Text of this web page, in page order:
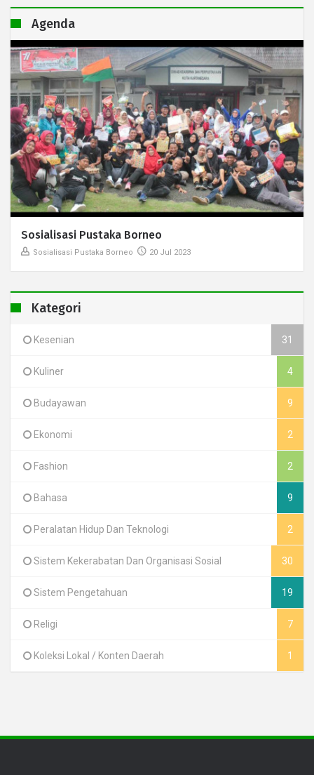
Agenda
Sosialisasi Pustaka Borneo
Sosialisasi Pustaka Borneo 20 Jul 2023
Kategori
Kesenian 31
Kuliner 4
Budayawan 9
Ekonomi 2
Fashion 2
Bahasa 9
Peralatan Hidup Dan Teknologi 2
Sistem Kekerabatan Dan Organisasi Sosial 30
Sistem Pengetahuan 19
Religi 7
Koleksi Lokal / Konten Daerah 1